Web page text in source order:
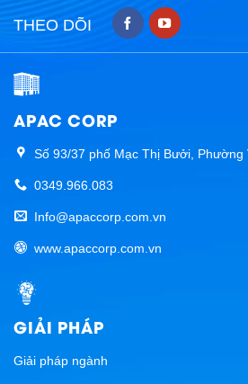
THEO DÕI
APAC CORP
Số 93/37 phố Mạc Thị Bưởi, Phường
0349.966.083
Info@apaccorp.com.vn
www.apaccorp.com.vn
GIẢI PHÁP
Giải pháp ngành